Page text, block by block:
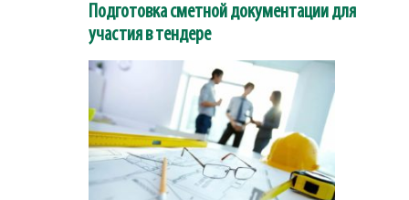
Подготовка сметной документации для
участия в тендере